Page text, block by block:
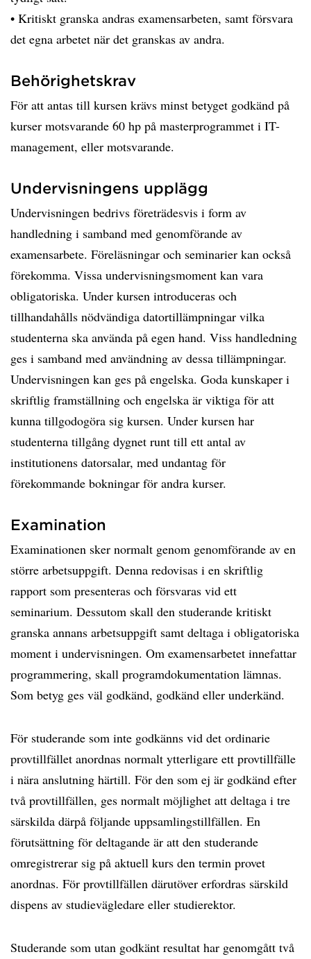
• Kritiskt granska andras examensarbeten, samt försvara
det egna arbetet när det granskas av andra.
Behörighetskrav
För att antas till kursen krävs minst betyget godkänd på
kurser motsvarande 60 hp på masterprogrammet i IT-
management, eller motsvarande.
Undervisningens upplägg
Undervisningen bedrivs företrädesvis i form av
handledning i samband med genomförande av
examensarbete. Föreläsningar och seminarier kan också
förekomma. Vissa undervisningsmoment kan vara
obligatoriska. Under kursen introduceras och
tillhandahålls nödvändiga datortillämpningar vilka
studenterna ska använda på egen hand. Viss handledning
ges i samband med användning av dessa tillämpningar.
Undervisningen kan ges på engelska. Goda kunskaper i
skriftlig framställning och engelska är viktiga för att
kunna tillgodogöra sig kursen. Under kursen har
studenterna tillgång dygnet runt till ett antal av
institutionens datorsalar, med undantag för
förekommande bokningar för andra kurser.
Examination
Examinationen sker normalt genom genomförande av en
större arbetsuppgift. Denna redovisas i en skriftlig
rapport som presenteras och försvaras vid ett
seminarium. Dessutom skall den studerande kritiskt
granska annans arbetsuppgift samt deltaga i obligatoriska
moment i undervisningen. Om examensarbetet innefattar
programmering, skall programdokumentation lämnas.
Som betyg ges väl godkänd, godkänd eller underkänd.
För studerande som inte godkänns vid det ordinarie
provtillfället anordnas normalt ytterligare ett provtillfälle
i nära anslutning härtill. För den som ej är godkänd efter
två provtillfällen, ges normalt möjlighet att deltaga i tre
särskilda därpå följande uppsamlingstillfällen. En
förutsättning för deltagande är att den studerande
omregistrerar sig på aktuell kurs den termin provet
anordnas. För provtillfällen därutöver erfordras särskild
dispens av studievägledare eller studierektor.
Studerande som utan godkänt resultat har genomgått två